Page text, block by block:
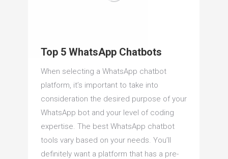
Top 5 WhatsApp Chatbots
When selecting a WhatsApp chatbot
platform, it’s important to take into
consideration the desired purpose of your
WhatsApp bot and your level of coding
expertise. The best WhatsApp chatbot
tools vary based on your needs. You’ll
definitely want a platform that has a pre-